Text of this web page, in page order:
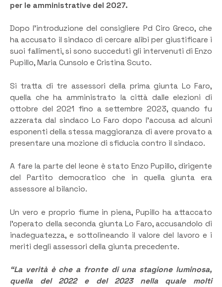
per le amministrative del 2027.
Dopo l’introduzione del consigliere Pd Ciro Greco, che
ha accusato il sindaco di cercare alibi per giustificare i
suoi fallimenti, si sono succeduti gli intervenuti di Enzo
Pupillo, Maria Cunsolo e Cristina Scuto.
Si tratta di tre assessori della prima giunta Lo Faro,
quella che ha amministrato la città dalle elezioni di
ottobre del 2021 fino a settembre 2023, quando fu
azzerata dal sindaco Lo Faro dopo l’accusa ad alcuni
esponenti della stessa maggioranza di avere provato a
presentare una mozione di sfiducia contro il sindaco.
A fare la parte del leone è stato Enzo Pupillo, dirigente
del Partito democratico che in quella giunta era
assessore al bilancio.
Un vero e proprio fiume in piena, Pupillo ha attaccato
l’operato della seconda giunta Lo Faro, accusandolo di
inadeguatezza, e sottolineando il valore del lavoro e i
meriti degli assessori della giunta precedente.
“La verità è che a fronte di una stagione luminosa,
quella del 2022 e del 2023 nella quale molti